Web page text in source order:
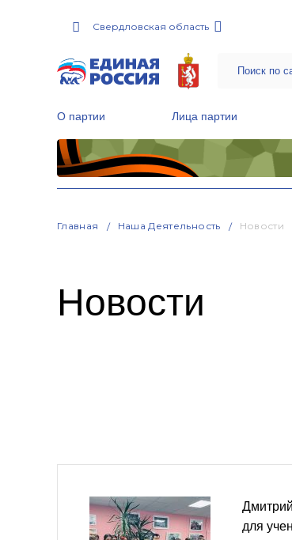
Свердловская область
О партии Лица партии
Главная Наша Деятельность Новости
Новости
для